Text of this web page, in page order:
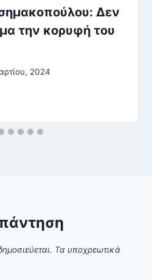
Δεν
την κορυφή του
2024
Τα υποχρεωτικά